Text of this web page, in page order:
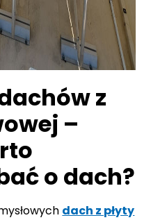
z
–
o dach?
dach z płyty